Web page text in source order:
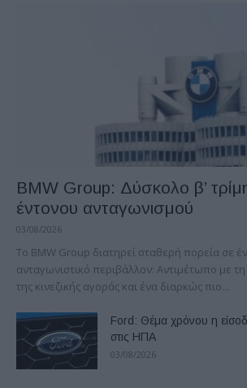
BMW Group: Δύσκολο β’
έντονου ανταγωνισμού
03/08/2026
Το BMW Group διατηρεί σταθερή πορεία σε
ανταγωνιστικό περιβάλλον: Αντιμέτωπο με
της κινεζικής αγοράς και ένα διαρκώς πιο...
Ford: Θέμα χρόνου η
στις ΗΠΑ
03/08/2026